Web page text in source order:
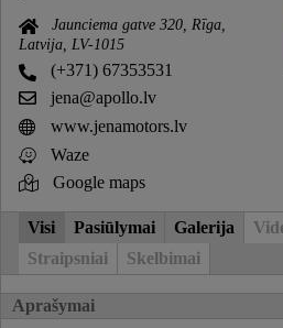
Jaunciema gatve 320, Rīga,
Latvija, LV-1015
(+371) 67353531
jena@apollo.lv
www.jenamotors.lv
Waze
Google maps
Visi Pasiūlymai Galerija
Straipsniai
Skelbimai
Aprašymai